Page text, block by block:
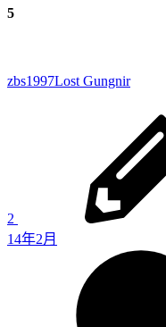
5
zbs1997Lost Gungnir
2
14年2月